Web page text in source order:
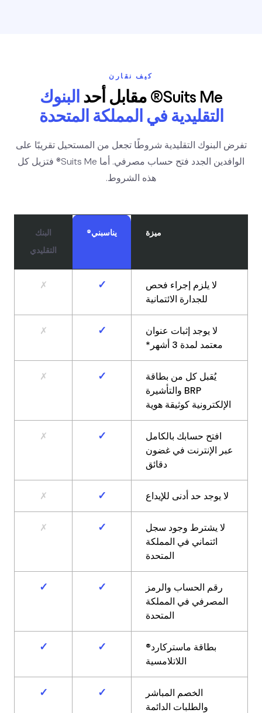
كيف نقارن
Suits Me® مقابل أحد
البنوك
التقليدية في المملكة المتحدة
تفرض البنوك التقليدية شروطًا تجعل من المستحيل تقريبًا على
الوافدين الجدد فتح حساب مصرفي. أما Suits Me® فتزيل كل
هذه الشروط.
ميزة يناسبني®
البنك
التقليدي
لا يلزم إجراء فحص
للجدارة الائتمانية
✓
✗
لا يوجد إثبات عنوان
معتمد لمدة 3 أشهر*
✓
✗
يُقبل كل من بطاقة
BRP والتأشيرة
الإلكترونية كوثيقة هوية
✓
✗
افتح حسابك بالكامل
عبر الإنترنت في غضون
دقائق
✓
✗
لا يوجد حد أدنى للإيداع ✓
✗
لا يشترط وجود سجل
ائتماني في المملكة
المتحدة
✓
✗
رقم الحساب والرمز
المصرفي في المملكة
المتحدة
✓
✓
بطاقة ماستركارد®
اللاتلامسية
✓
✓
الخصم المباشر
والطلبات الدائمة
✓
✓